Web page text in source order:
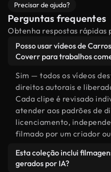
Precisar de ajuda?
Perguntas frequentes
Obtenha respostas rápidas
Posso usar vídeos de
Coverr para trabalhos
Sim — todos os vídeos
direitos autorais e
Cada clipe é revisado
atender aos padrões de
licenciamento,
filmado por um criador
Esta coleção inclui
gerados por IA?